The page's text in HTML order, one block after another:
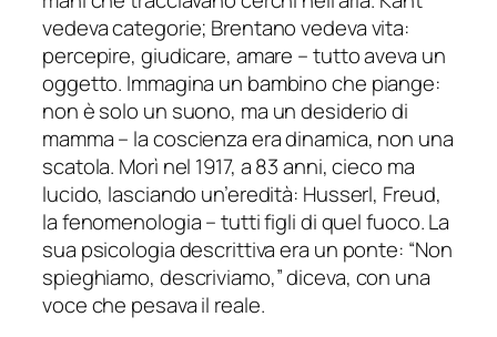
vedeva categorie; Brentano vedeva vita:
percepire, giudicare, amare – tutto aveva un
oggetto. Immagina un bambino che piange:
non è solo un suono, ma un desiderio di
mamma – la coscienza era dinamica, non una
scatola. Morì nel 1917, a 83 anni, cieco ma
lucido, lasciando un’eredità: Husserl, Freud,
la fenomenologia – tutti figli di quel fuoco. La
sua psicologia descrittiva era un ponte: “Non
spieghiamo, descriviamo,” diceva, con una
voce che pesava il reale.